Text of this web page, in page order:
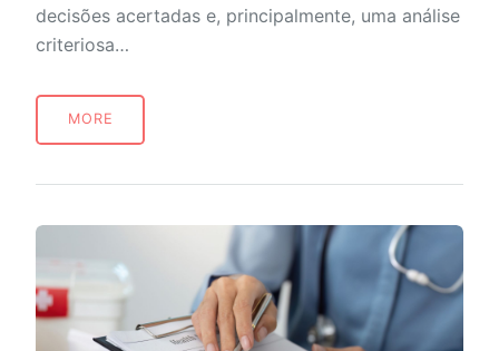
decisões acertadas e, principalmente, uma análise
criteriosa…
MORE